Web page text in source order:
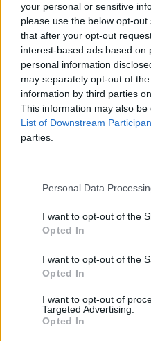
your personal or sensitive
please use the below opt-
that after your opt-out
interest-based ads based
personal information
may separately opt-out of
information by third parties
This information may also
List of Downstream
parties.
Personal Data
I want to opt-out of the
Opted In
I want to opt-out of the
Opted In
I want to opt-out of
Targeted Advertising.
Opted In
„Podobno grad miał
Burze przeszły przez
Silne gradobicie uszkodziło w
Lubominie – poinformowała
strażacy otrzymali ponad 250
pogodą. Jedna osoba została
drzewa na samochód.
Dzisiaj 07:27
Reklama